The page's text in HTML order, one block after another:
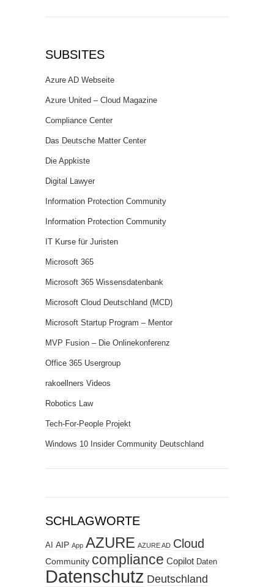
SUBSITES
Azure AD Webseite
Azure United – Cloud Magazine
Compliance Center
Das Deutsche Matter Center
Die Appkiste
Digital Lawyer
Information Protection Community
Information Protection Community
IT Kurse für Juristen
Microsoft 365
Microsoft 365 Wissensdatenbank
Microsoft Cloud Deutschland (MCD)
Microsoft Startup Program – Mentor
MVP Fusion – Die Onlinekonferenz
Office 365 Usergroup
rakoellners Videos
Robotics Law
Tech-For-People Projekt
Windows 10 Insider Community Deutschland
SCHLAGWORTE
AI AIP App AZURE AZURE AD Cloud
Community compliance Copilot Daten
Datenschutz Deutschland